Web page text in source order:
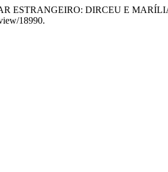
ESTRANGEIRO: DIRCEU E
18990.